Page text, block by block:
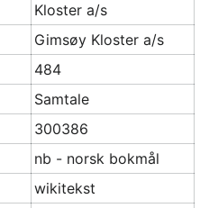
Kloster a/s
Gimsøy Kloster a/s
484
Samtale
300386
nb - norsk bokmål
wikitekst